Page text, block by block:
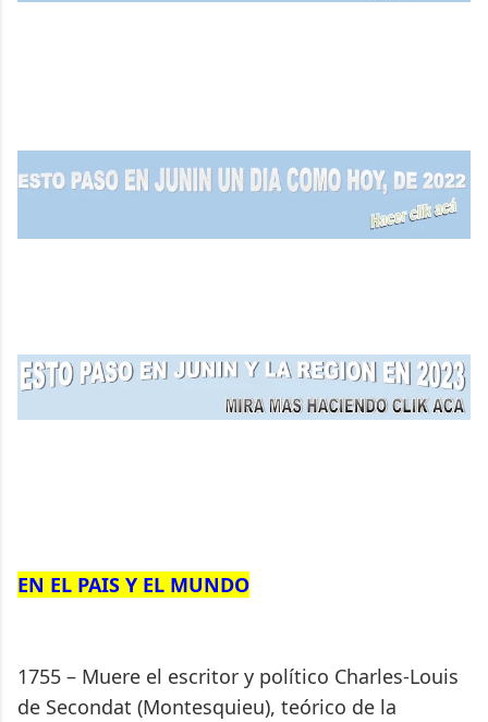
EN EL PAIS Y EL MUNDO
1755 – Muere el escritor y político Charles-Louis
de Secondat (Montesquieu), teórico de la